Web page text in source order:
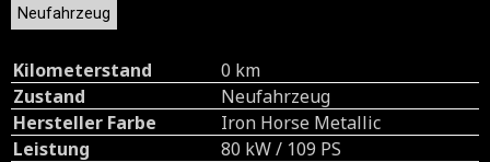
Neufahrzeug
Kilometerstand
0 km
Zustand
Neufahrzeug
Hersteller Farbe
Iron Horse Metallic
Leistung
80 kW / 109 PS